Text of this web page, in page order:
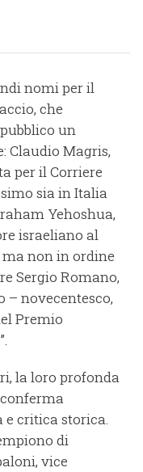
nomi per il
che
un
Claudio Magris,
per il Corriere
sia in Italia
Yehoshua,
israeliano al
non in ordine
Sergio Romano,
– novecentesco,
Premio
la loro profonda
e critica storica.
di
vice